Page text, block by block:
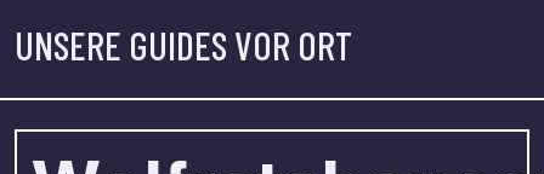
UNSERE GUIDES VOR ORT